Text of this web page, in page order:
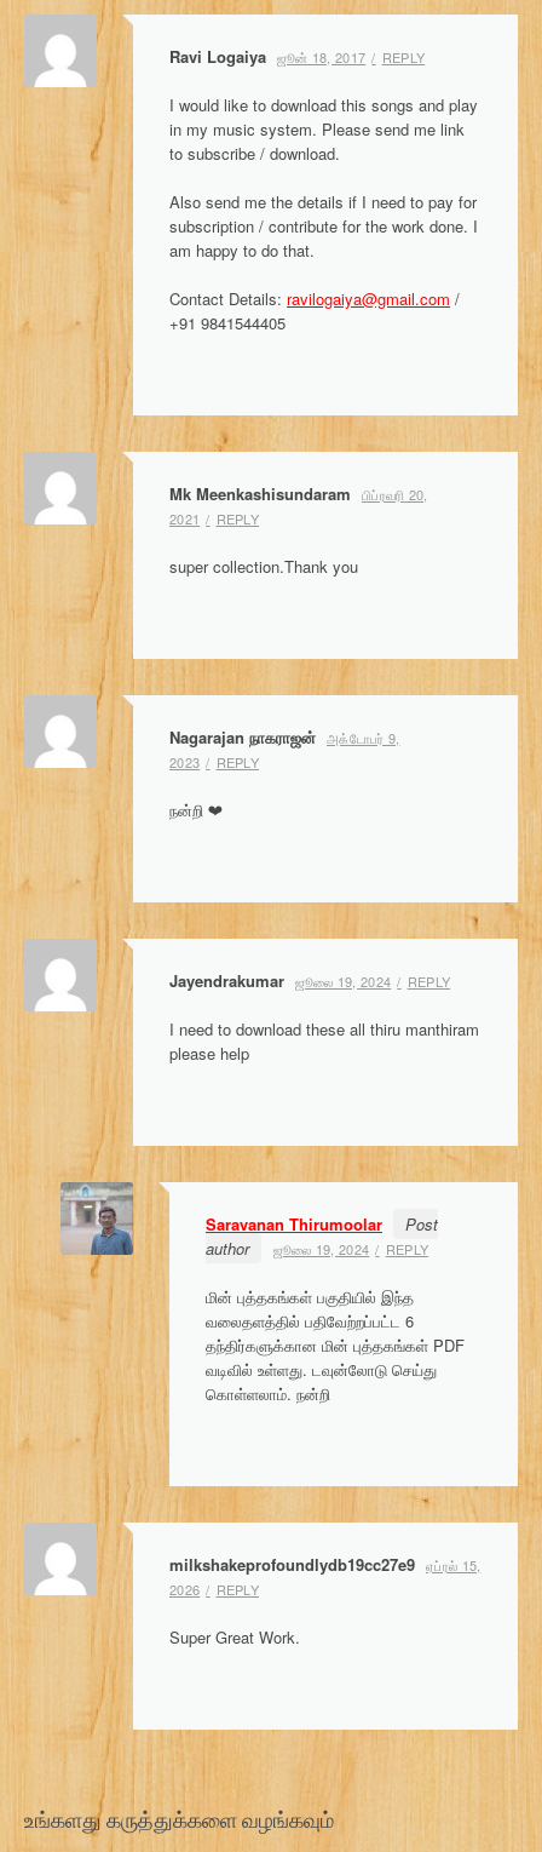
v
i
Ravi Logaiya ஜூன் 18, 2017 REPLY
I would like to download this songs and play
in my music system. Please send me link
to subscribe / download.
Also send me the details if I need to pay for
subscription / contribute for the work done. I
am happy to do that.
Contact Details: ravilogaiya@gmail.com /
+91 9841544405
Mk Meenkashisundaram
பிப்ரவரி 20,
2021
REPLY
super collection.Thank you
Nagarajan நாகராஜன் அக்டோபர் 9,
2023
REPLY
நன்றி ❤
Jayendrakumar ஜூலை 19, 2024 REPLY
I need to download these all thiru manthiram
please help
Saravanan Thirumoolar
Post
author
ஜூலை 19, 2024 REPLY
மின் புத்தகங்கள் பகுதியில் இந்த
வலைதளத்தில் பதிவேற்றப்பட்ட 6
தந்திர்களுக்கான மின் புத்தகங்கள் PDF
வடிவில் உள்ளது. டவுன்லோடு செய்து
கொள்ளலாம். நன்றி
milkshakeprofoundlydb19cc27e9 ஏப்ரல் 15,
2026
REPLY
Super Great Work.
உங்களது கருத்துக்களை வழங்கவும்